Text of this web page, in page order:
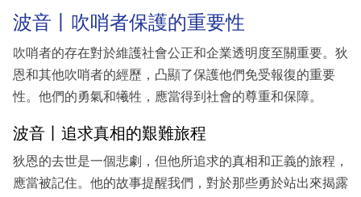
波音丨吹哨者保護的重要性
吹哨者的存在對於維護社會公正和企業透明度至關重要。狄
恩和其他吹哨者的經歷，凸顯了保護他們免受報復的重要
性。他們的勇氣和犧牲，應當得到社會的尊重和保障。
波音丨追求真相的艱難旅程
狄恩的去世是一個悲劇，但他所追求的真相和正義的旅程，
應當被記住。他的故事提醒我們，對於那些勇於站出來揭露